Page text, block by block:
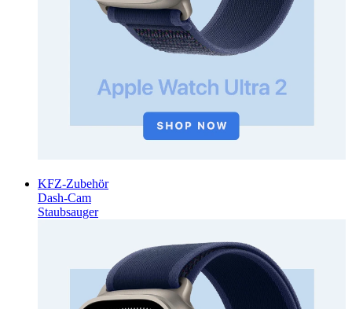
KFZ-Zubehör
Dash-Cam
Staubsauger